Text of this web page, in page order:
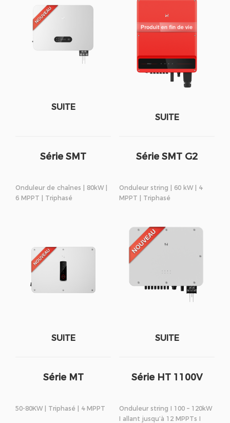
SUITE
SUITE
Série SMT
Onduleur de chaînes | 80kW |
6 MPPT | Triphasé
SUITE
Série SMT G2
Onduleur string | 60 kW | 4
MPPT | Triphasé
SUITE
Série MT
50-80KW | Triphasé | 4 MPPT
Série HT 1100V
Onduleur string I 100 – 120kW
I allant jusqu’à 12 MPPTs I